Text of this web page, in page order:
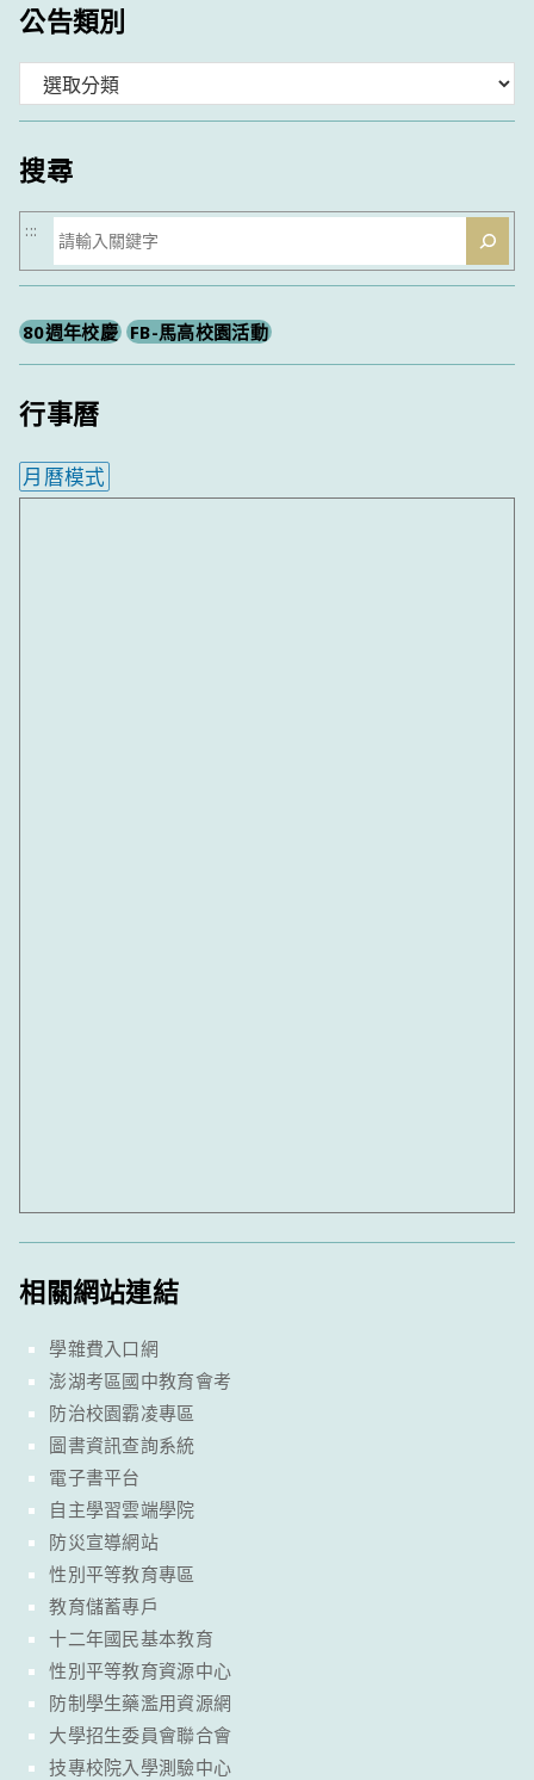
公告類別
類
搜尋
搜
尋
:::
80週年校慶 FB-馬高校園活動
行事曆
月曆模式
相關網站連結
學雜費入口網
澎湖考區國中教育會考
防治校園霸凌專區
圖書資訊查詢系統
電子書平台
自主學習雲端學院
防災宣導網站
性別平等教育專區
教育儲蓄專戶
十二年國民基本教育
性別平等教育資源中心
防制學生藥濫用資源網
大學招生委員會聯合會
技專校院入學測驗中心